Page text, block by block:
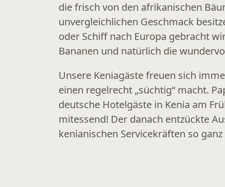
die frisch von den afrikanischen
unvergleichlichen Geschmack
oder Schiff nach Europa gebracht
Bananen und natürlich die
Unsere Keniagäste freuen sich
einen regelrecht „süchtig“ macht.
deutsche Hotelgäste in Kenia am
mitessend! Der danach entzückte
kenianischen Servicekräften so